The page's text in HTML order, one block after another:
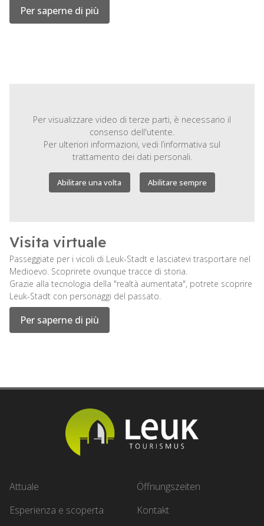
Per saperne di più
Per visualizzare video di terze parti, è necessario il
consenso dell'utente.
Per ulteriori informazioni, vedi l’informativa sul
trattamento dei dati personali.
Abilitare una volta Abilitare sempre
Visita virtuale
Passeggiate per i vicoli di Leuk-Stadt e lasciatevi trasportare nel
Medioevo. Scoprirete ovunque tracce di storia.
Grazie alla tecnologia della "realtà aumentata", potrete scoprire
Leuk-Stadt con personaggi del passato.
Per saperne di più
Attuale
Esperienza e scoperta
Öffnungszeiten
Kontakt